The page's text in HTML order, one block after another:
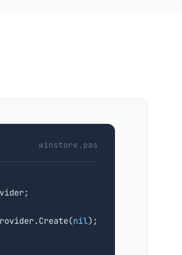
winstore.pas
nil);